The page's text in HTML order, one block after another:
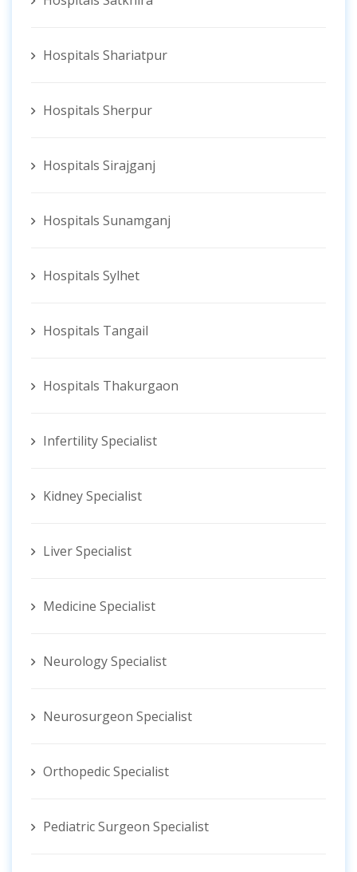
Hospitals Shariatpur
Hospitals Sherpur
Hospitals Sirajganj
Hospitals Sunamganj
Hospitals Sylhet
Hospitals Tangail
Hospitals Thakurgaon
Infertility Specialist
Kidney Specialist
Liver Specialist
Medicine Specialist
Neurology Specialist
Neurosurgeon Specialist
Orthopedic Specialist
Pediatric Surgeon Specialist